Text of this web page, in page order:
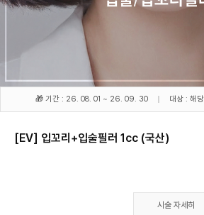
🎁 기간 : 26. 08. 01 ~ 26. 09. 30 대상 : 해
[EV] 입꼬리+입술필러 1cc (국산)
시술 자세히